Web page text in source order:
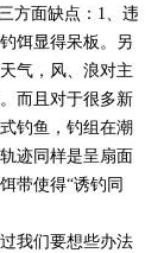
方面缺点： 1、违
饵显得呆板。另
气，风、浪对主
而且对于很多新
钓鱼，钓组在潮
迹同样是呈扇面
带使得“诱钓同
我们要想些办法